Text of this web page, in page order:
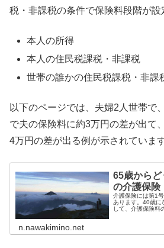
税・非課税の条件で保険料段階が設
本人の所得
本人の住民税課税・非課税
世帯の誰かの住民税課税・非課
以下のページでは、夫婦2人世帯で
で夫の保険料に約3万円の差が出て
4万円の差が出る例が示されています
65歳から
の介護保険
介護保険には第1
あります。40歳に
して、介護保険料
n.nawakimino.net